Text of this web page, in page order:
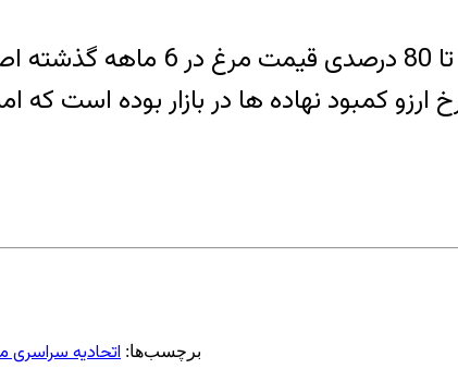
به گزارش مهر،مقدم نیا با
برچسب‌ها: اتحادیه سراسری